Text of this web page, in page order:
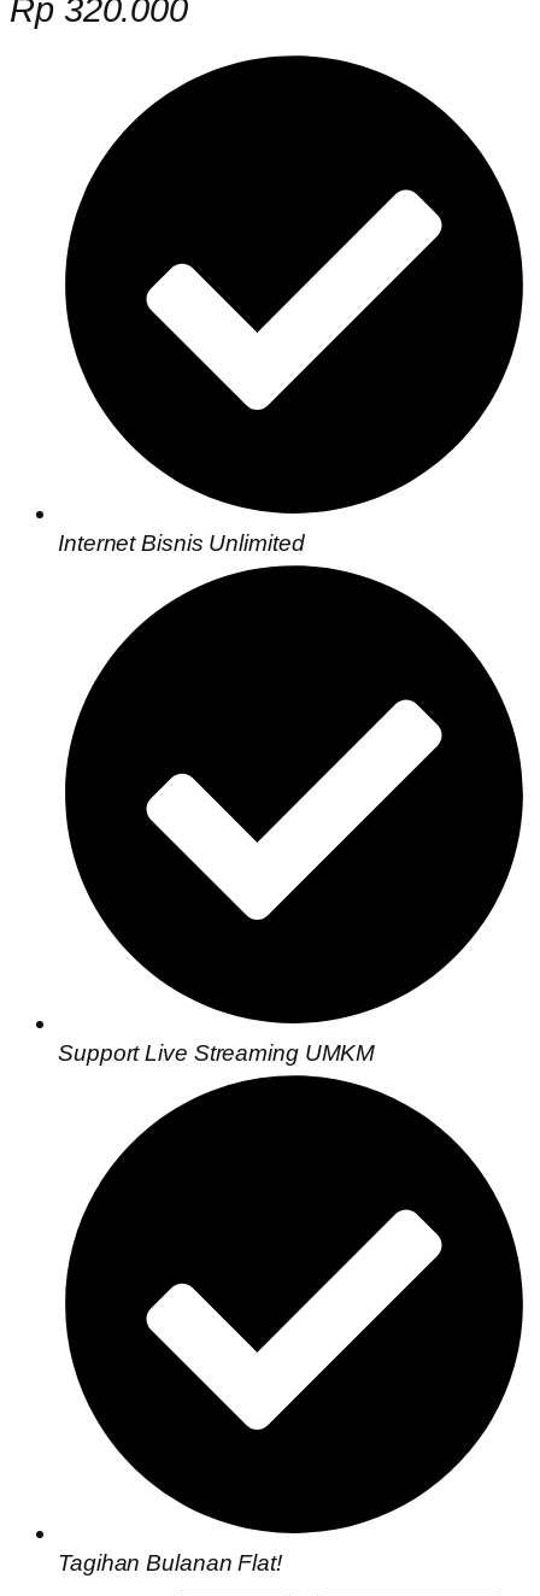
Rp 320.000
Internet Bisnis Unlimited
Support Live Streaming UMKM
Tagihan Bulanan Flat!